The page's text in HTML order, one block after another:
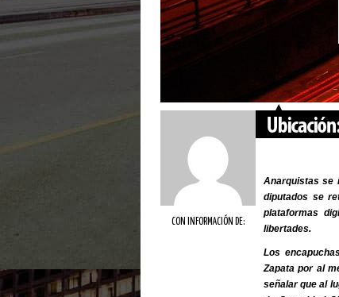
CON INFORMACIÓN DE:
Anarquistas se
diputados se
plataformas
libertades.
Los
Zapata por al
señalar que al